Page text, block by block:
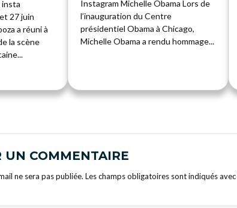
27 juin
a réuni à
la scène
Instagram Michelle Obama Lors de
l’inauguration du Centre
présidentiel Obama à Chicago,
Michelle Obama a rendu hommage...
UN COMMENTAIRE
ne sera pas publiée. Les champs obligatoires sont indiqués avec